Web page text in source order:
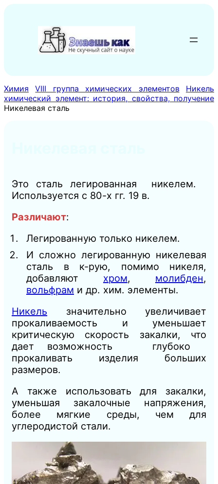
содержимому
Химия VIII группа химических элементов
Никель
химический элемент: история, свойства, получение
Никелевая сталь
Это сталь легированная никелем.
Используется с 80-х гг. 19 в.
Различают:
Легированную только никелем.
И сложно легированную никелевая
сталь в к-рую, помимо никеля,
добавляют хром, молибден,
вольфрам и др. хим. элементы.
Никель значительно увеличивает
прокаливаемость и уменьшает
критическую скорость закалки, что
дает возможность глубоко
прокаливать изделия больших
размеров.
А также использовать для закалки,
уменьшая закалочные напряжения,
более мягкие среды, чем для
углеродистой стали.